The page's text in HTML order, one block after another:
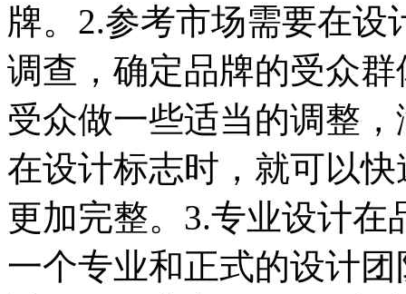
牌。2.参考市场需要在
调查，确定品牌的受众
受众做一些适当的调整
在设计标志时，就可以
更加完整。3.专业设计
一个专业和正式的设计